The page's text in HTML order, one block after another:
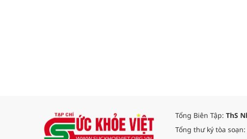
Tổng Biên Tập: ThS
Tổng thư ký tòa soạn: